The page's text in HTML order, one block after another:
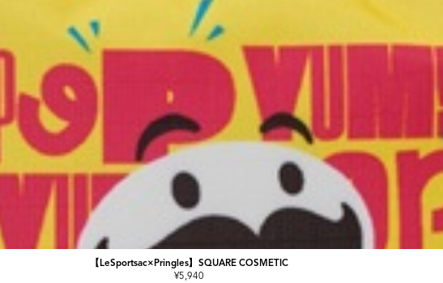
【LeSportsac×Pringles】SQUARE COSMETIC
¥5,940